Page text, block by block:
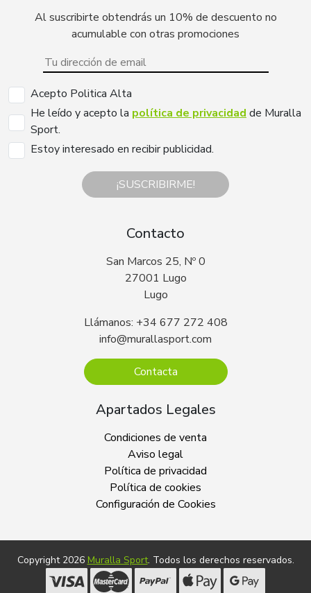
Al suscribirte obtendrás un 10% de descuento no
acumulable con otras promociones
Acepto Politica Alta
He leído y acepto la política de privacidad de Muralla
Sport.
Estoy interesado en recibir publicidad.
¡SUSCRIBIRME!
Contacto
San Marcos 25, Nº 0
27001 Lugo
Lugo
Llámanos: +34 677 272 408
info@murallasport.com
Contacta
Apartados Legales
Condiciones de venta
Aviso legal
Política de privacidad
Política de cookies
Configuración de Cookies
Copyright 2026 Muralla Sport. Todos los derechos reservados.